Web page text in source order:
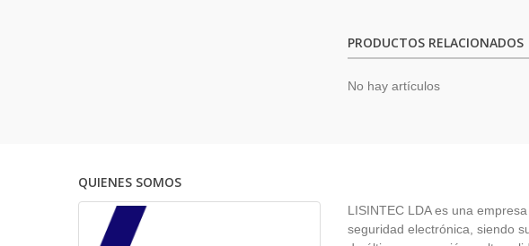
PRODUCTOS RELACIONADOS
No hay artículos
QUIENES SOMOS
LISINTEC LDA es una
seguridad electrónica, siendo